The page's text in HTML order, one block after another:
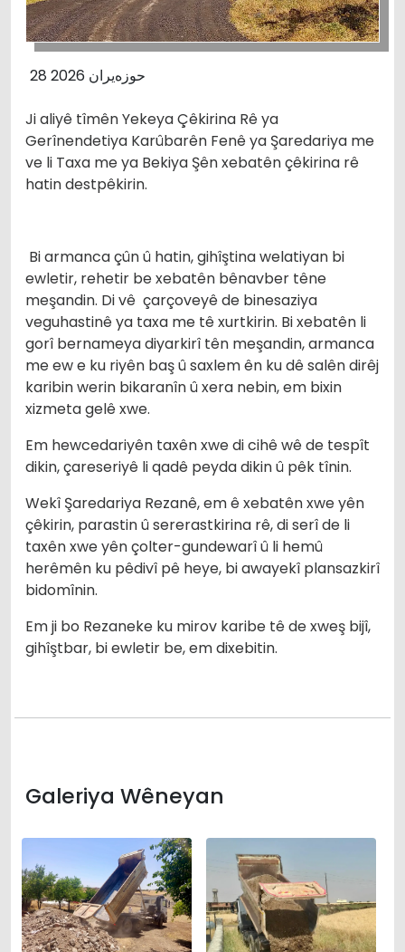
28 حوزەیران 2026
Ji aliyê tîmên Yekeya Çêkirina Rê ya
Gerînendetiya Karûbarên Fenê ya Şaredariya me
ve li Taxa me ya Bekiya Şên xebatên çêkirina rê
hatin destpêkirin.
​ Bi armanca çûn û hatin, gihîştina welatiyan bi
ewletir, rehetir be xebatên bênavber têne
meşandin. Di vê çarçoveyê de binesaziya
veguhastinê ya taxa me tê xurtkirin. Bi xebatên li
gorî bernameya diyarkirî tên meşandin, armanca
me ew e ku riyên baş û saxlem ên ku dê salên dirêj
karibin werin bikaranîn û xera nebin, em bixin
xizmeta gelê xwe.
Em hewcedariyên taxên xwe di cihê wê de tespît
dikin, çareseriyê li qadê peyda dikin û pêk tînin.
Wekî Şaredariya Rezanê, em ê xebatên xwe yên
çêkirin, parastin û sererastkirina rê, di serî de li
taxên xwe yên çolter-gundewarî û li hemû
herêmên ku pêdivî pê heye, bi awayekî plansazkirî
bidomînin.
Em ji bo Rezaneke ku mirov karibe tê de xweş bijî,
gihîştbar, bi ewletir be, em dixebitin.
Galeriya Wêneyan